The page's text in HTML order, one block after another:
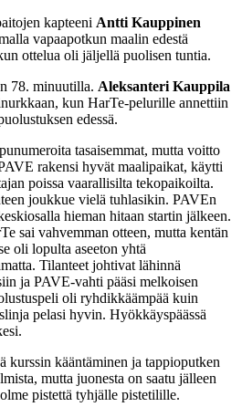
kapteeni Antti Kauppinen
vapaapotkun maalin edestä
ottelua oli jäljellä puolisen tuntia.
78. minuutilla. Aleksanteri Kauppila
kun HarTe-pelurille annettiin
edessä.
tasaisemmat, mutta voitto
rakensi hyvät maalipaikat, käytti
poissa vaarallisilta tekopaikoilta.
joukkue vielä tuhlasikin. PAVEn
hieman hitaan startin jälkeen.
sai vahvemman otteen, mutta kentän
oli lopulta aseeton yhtä
Tilanteet johtivat lähinnä
ja PAVE-vahti pääsi melkoisen
oli ryhdikkäämpää kuin
pelasi hyvin. Hyökkäyspäässä
kurssin kääntäminen ja tappioputken
mutta juonesta on saatu jälleen
pistettä tyhjälle pistetilille.